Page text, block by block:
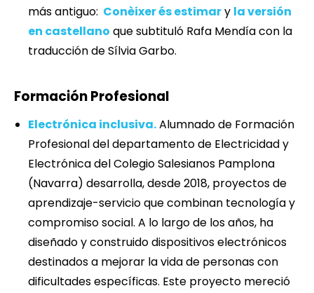
más antiguo: Conèixer és estimary la versión
en castellano que subtituló Rafa Mendía con la
traducción de Sílvia Garbo.
Formación Profesional
Electrónica inclusiva.Alumnado de Formación
Profesional del departamento de Electricidad y
Electrónica del Colegio Salesianos Pamplona
(Navarra) desarrolla, desde 2018, proyectos de
aprendizaje-servicio que combinan tecnología y
compromiso social. A lo largo de los años, ha
diseñado y construido dispositivos electrónicos
destinados a mejorar la vida de personas con
dificultades específicas. Este proyecto mereció